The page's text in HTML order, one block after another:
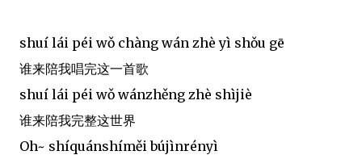
shuí lái péi wǒ chàng wán zhè yì shǒu gē
谁来陪我唱完这一首歌
shuí lái péi wǒ wánzhěng zhè shìjiè
谁来陪我完整这世界
Oh~ shíquánshíměi bújìnrényì